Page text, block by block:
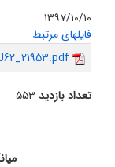
۱۳۹۷/۱۰/۱۰
فایلهای مرتبط
تعداد بازدید ۵۵۳